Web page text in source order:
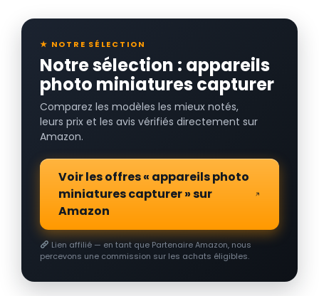
★ NOTRE SÉLECTION
Notre sélection : appareils
photo miniatures capturer
Comparez les modèles les mieux notés,
leurs prix et les avis vérifiés directement sur
Amazon.
Voir les offres « appareils photo
miniatures capturer » sur
Amazon
Lien affilié — en tant que Partenaire Amazon, nous
percevons une commission sur les achats éligibles.